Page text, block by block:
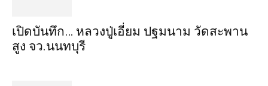
เปิดบันทึก… หลวงปู่เอี่ยม ​ปฐม​นาม​ วัดสะพาน
สูง​ จว.นนทบุรี